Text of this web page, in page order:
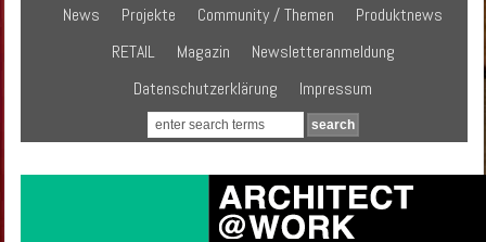
News Projekte Community / Themen
Produktnews
RETAIL
Magazin
Newsletteranmeldung
Datenschutzerklärung
Impressum